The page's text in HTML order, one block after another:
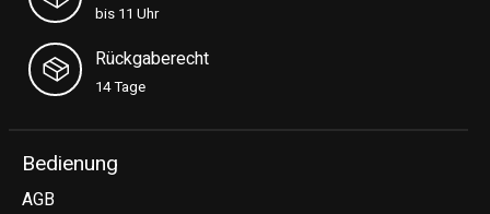
bis 11 Uhr
Rückgaberecht
14 Tage
Bedienung
AGB